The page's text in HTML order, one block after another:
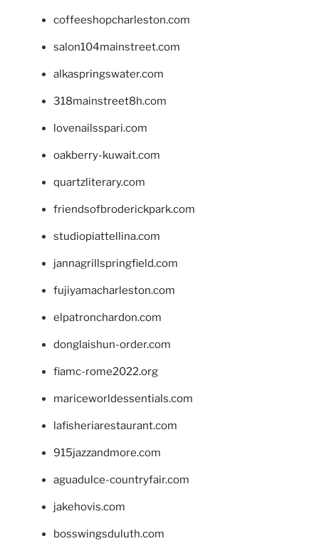
coffeeshopcharleston.com
salon104mainstreet.com
alkaspringswater.com
318mainstreet8h.com
lovenailsspari.com
oakberry-kuwait.com
quartzliterary.com
friendsofbroderickpark.com
studiopiattellina.com
jannagrillspringfield.com
fujiyamacharleston.com
elpatronchardon.com
donglaishun-order.com
fiamc-rome2022.org
mariceworldessentials.com
lafisheriarestaurant.com
915jazzandmore.com
aguadulce-countryfair.com
jakehovis.com
bosswingsduluth.com